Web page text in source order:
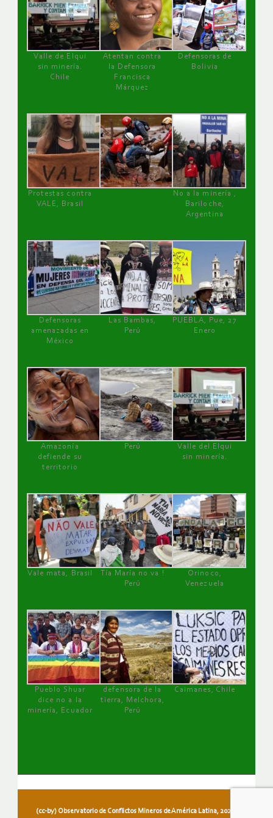
Valle de Elqui
sin minería.
Chile
Atentan contra
la Defensora
Francisca
Márquez
Defensoras de
Bolivia
Protestas contra
VALE, Brasil
No a la minería ,
Bariloche,
Argentina
Defensoras
amenazadas en
México
Las Bambas,
Perú
PUEBLA, Pue, 27
Enero
Amazonía
defiende su
territorio
Perú
Valle del Elqui
sin minería.
Vale mata, Brasil
Tía María no va !
Perú
Orinoco,
Venezuela
Pueblo Shuar
dice no a la
minería, Ecuador
defensora de la
tierra, Melchora,
Perú
Caimanes, Chile
(cc-by) Observatorio de Conflictos Mineros de América Latina, 2026